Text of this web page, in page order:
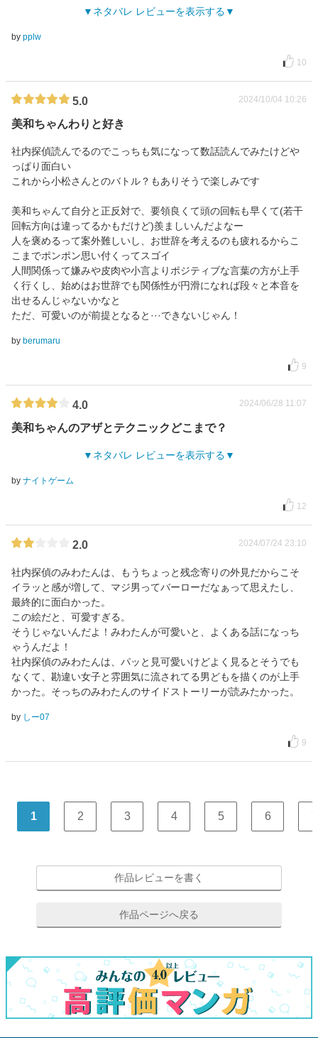
ネタバレ レビューを表示する
by pplw
10
5.0 2024/10/04 10:26
美和ちゃんわりと好き
社内探偵読んでるのでこっちも気になって数話読んでみたけどや
っぱり面白い
これから小松さんとのバトル？もありそうで楽しみです
美和ちゃんて自分と正反対で、要領良くて頭の回転も早くて(若干
回転方向は違ってるかもだけど)羨ましいんだよなー
人を褒めるって案外難しいし、お世辞を考えるのも疲れるからこ
こまでポンポン思い付くってスゴイ
人間関係って嫌みや皮肉や小言よりポジティブな言葉の方が上手
く行くし、始めはお世辞でも関係性が円滑になれば段々と本音を
出せるんじゃないかなと
ただ、可愛いのが前提となると···できないじゃん！
by berumaru
9
4.0 2024/06/28 11:07
美和ちゃんのアザとテクニックどこまで？
ネタバレ レビューを表示する
by ナイトゲーム
12
2.0 2024/07/24 23:10
社内探偵のみわたんは、もうちょっと残念寄りの外見だからこそ
イラッと感が増して、マジ男ってバーローだなぁって思えたし、
最終的に面白かった。
この絵だと、可愛すぎる。
そうじゃないんだよ！みわたんが可愛いと、よくある話になっち
ゃうんだよ！
社内探偵のみわたんは、パッと見可愛いけどよく見るとそうでも
なくて、勘違い女子と雰囲気に流されてる男どもを描くのが上手
かった。そっちのみわたんのサイドストーリーが読みたかった。
by しー07
9
1 2 3 4 5 6 7
作品レビューを書く
作品ページへ戻る